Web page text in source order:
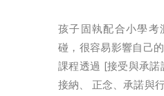
成果效益
ENGLISH
孩子固執配合小學考
碰，很容易影響自己
課程透過 [接受與承
接納、 正念、承諾與